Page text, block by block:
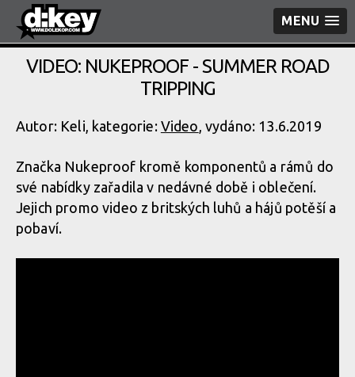
MENU
VIDEO: NUKEPROOF - SUMMER ROAD
TRIPPING
Autor: Keli, kategorie: Video, vydáno: 13.6.2019
Značka Nukeproof kromě komponentů a rámů do
své nabídky zařadila v nedávné době i oblečení.
Jejich promo video z britských luhů a hájů potěší a
pobaví.